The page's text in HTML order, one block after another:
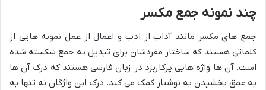
چند نمونه جمع مکسر
جمع های مکسر مانند آداب از ادب و اعمال از عمل نمونه هایی از
کلماتی هستند که ساختار مفردشان برای تبدیل به جمع شکسته شده
است. آن ها واژه هایی پرکاربرد در زبان فارسی هستند که درک آن ها
به عمق بخشیدن به نوشتار کمک می کند. درک این واژگان نه تنها به